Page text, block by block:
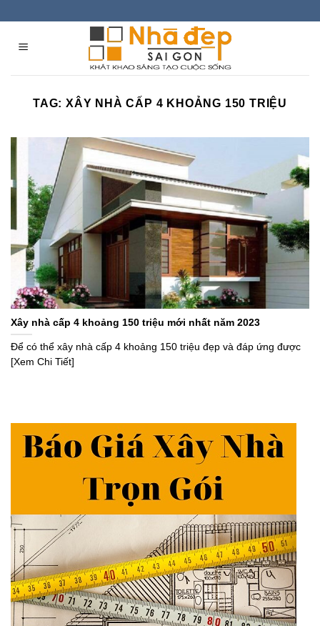
content
TAG: XÂY NHÀ CẤP 4 KHOẢNG 150 TRIỆU
Xây nhà cấp 4 khoảng 150 triệu mới nhất năm 2023
Để có thể xây nhà cấp 4 khoảng 150 triệu đẹp và đáp ứng được
[Xem Chi Tiết]